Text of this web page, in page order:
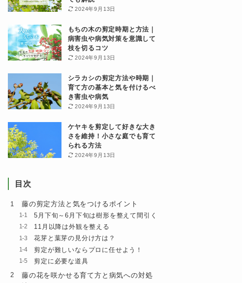
2024年9月13日
もちの木の剪定時期と方法｜
病害虫や病気対策を意識して
枝を切るコツ
2024年9月13日
シラカシの剪定方法や時期｜
育て方の基本と気を付けるべ
き害虫や病気
2024年9月13日
ケヤキを剪定して好きな大き
さを維持！小さな庭でも育て
られる方法
2024年9月13日
目次
藤の剪定方法と気をつけるポイント
5月下旬～6月下旬は樹形を整えて間引く
11月以降は外観を整える
花芽と葉芽の見分け方は？
剪定が難しいならプロに任せよう！
剪定に必要な道具
藤の花を咲かせる育て方と病気への対処